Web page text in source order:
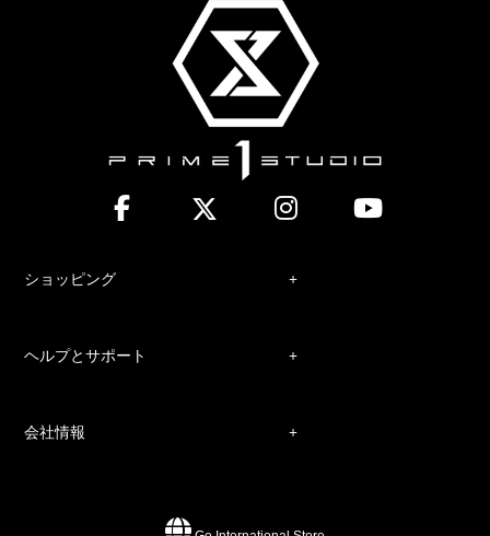
ショッピング
ヘルプとサポート
会社情報